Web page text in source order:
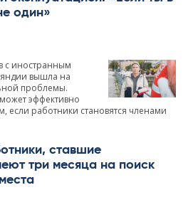
один»
с иностранным
вышла на
проблемы.
эффективно
если работники становятся членами
ставшие
три месяца на поиск